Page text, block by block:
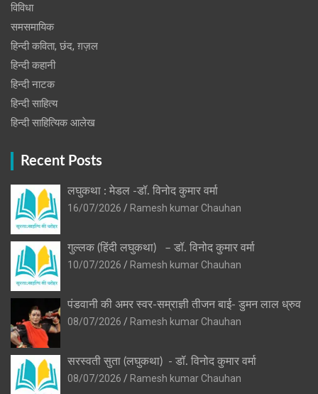
विविधा
समसमायिक
हिन्दी कविता, छंद, ग़ज़ल
हिन्दी कहानी
हिन्‍दी नाटक
हिन्दी साहित्य
हिन्दी साहित्यिक आलेख
Recent Posts
लघुकथा : मेडल -डॉ. विनोद कुमार वर्मा
16/07/2026
Ramesh kumar Chauhan
गुल्लक (हिंदी लघुकथा) – डॉ. विनोद कुमार वर्मा
10/07/2026
Ramesh kumar Chauhan
पंडवानी की अमर स्वर-सम्राज्ञी तीजन बाई- डुमन लाल ध्रुव
08/07/2026
Ramesh kumar Chauhan
सरस्वती सुता (लघुकथा) ​- डॉ. विनोद कुमार वर्मा
08/07/2026
Ramesh kumar Chauhan